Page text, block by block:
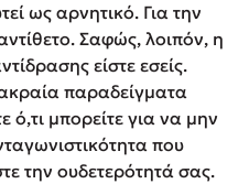
ως αρνητικό. Για την
Σαφώς, λοιπόν, η
είστε εσείς.
παραδείγματα
ό,τι μπορείτε για να μην
που
την ουδετερότητά σας.